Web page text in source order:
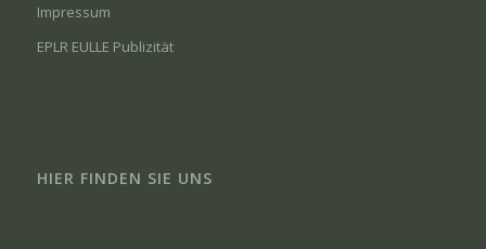
Impressum
EPLR EULLE Publizität
HIER FINDEN SIE UNS